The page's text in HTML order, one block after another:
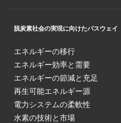
脱炭素社会の実現に向けたパスウェイ
エネルギーの移行
エネルギー効率と需要
エネルギーの節減と充足
再生可能エネルギー源
電力システムの柔軟性
水素の技術と市場